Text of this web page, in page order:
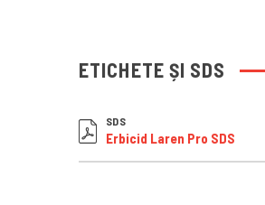
ETICHETE ȘI SDS
SDS
Erbicid Laren Pro SDS